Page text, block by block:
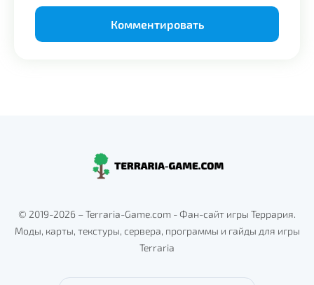
© 2019-2026 – Terraria-Game.com - Фан-сайт игры Террария.
Моды, карты, текстуры, сервера, программы и гайды для игры
Terraria